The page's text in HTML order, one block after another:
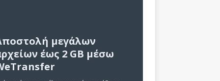
μεγάλων
έως 2 GB μέσω